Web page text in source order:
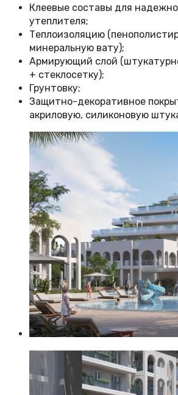
Клеевые составы для
утеплителя;
Теплоизоляцию
минеральную вату);
Армирующий слой
+ стеклосетку);
Грунтовку;
Защитно-декоративное
акриловую, силиконовую